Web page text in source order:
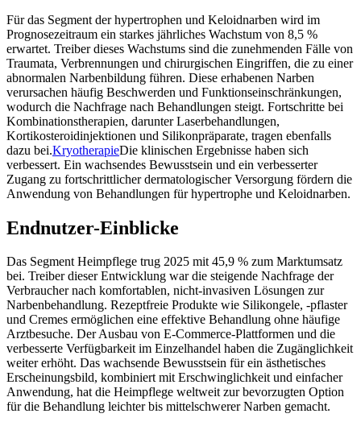
Für das Segment der hypertrophen und Keloidnarben wird im
Prognosezeitraum ein starkes jährliches Wachstum von 8,5 %
erwartet. Treiber dieses Wachstums sind die zunehmenden Fälle von
Traumata, Verbrennungen und chirurgischen Eingriffen, die zu einer
abnormalen Narbenbildung führen. Diese erhabenen Narben
verursachen häufig Beschwerden und Funktionseinschränkungen,
wodurch die Nachfrage nach Behandlungen steigt. Fortschritte bei
Kombinationstherapien, darunter Laserbehandlungen,
Kortikosteroidinjektionen und Silikonpräparate, tragen ebenfalls
dazu bei.KryotherapieDie klinischen Ergebnisse haben sich
verbessert. Ein wachsendes Bewusstsein und ein verbesserter
Zugang zu fortschrittlicher dermatologischer Versorgung fördern die
Anwendung von Behandlungen für hypertrophe und Keloidnarben.
Endnutzer-Einblicke
Das Segment Heimpflege trug 2025 mit 45,9 % zum Marktumsatz
bei. Treiber dieser Entwicklung war die steigende Nachfrage der
Verbraucher nach komfortablen, nicht-invasiven Lösungen zur
Narbenbehandlung. Rezeptfreie Produkte wie Silikongele, -pflaster
und Cremes ermöglichen eine effektive Behandlung ohne häufige
Arztbesuche. Der Ausbau von E-Commerce-Plattformen und die
verbesserte Verfügbarkeit im Einzelhandel haben die Zugänglichkeit
weiter erhöht. Das wachsende Bewusstsein für ein ästhetisches
Erscheinungsbild, kombiniert mit Erschwinglichkeit und einfacher
Anwendung, hat die Heimpflege weltweit zur bevorzugten Option
für die Behandlung leichter bis mittelschwerer Narben gemacht.